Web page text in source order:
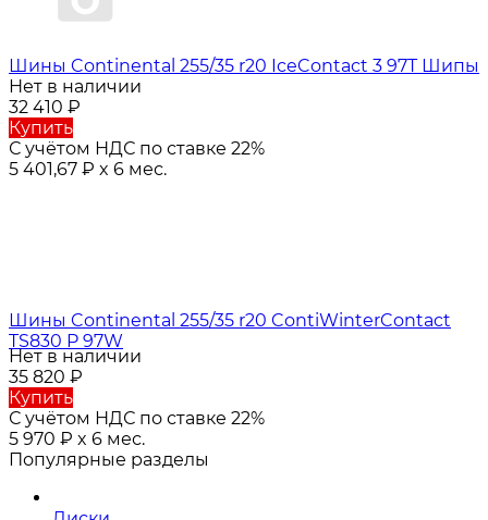
Шины Continental 255/35 r20 IceContact 3 97T Шипы
Нет в наличии
32 410 ₽
Купить
С учётом НДС по ставке 22%
5 401,67 ₽ x 6 мес.
Шины Continental 255/35 r20 ContiWinterContact
TS830 P 97W
Нет в наличии
35 820 ₽
Купить
С учётом НДС по ставке 22%
5 970 ₽ x 6 мес.
Популярные разделы